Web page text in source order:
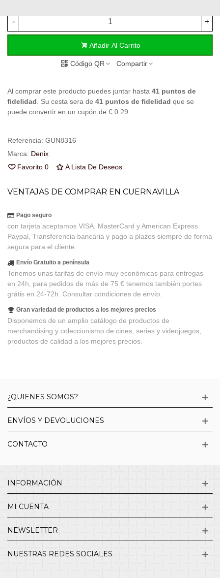
- +
Añadir Al Carrito
Código QR Compartir
Al comprar este producto puedes juntar hasta 41 puntos de
fidelidad . Su cesta sera de 41 puntos de fidelidad que se
puede convertir en un cupón de € 0.29
Referencia: GUN8316
Marca: Denix
Favorito 0 A Lista De Deseos
VENTAJAS DE COMPRAR EN CUERNAVILLA
Pago seguro
con tarjeta aceptamos VISA, MasterCard y American Express
Paypal, Transferencia bancaria y pago a plazos siempre de forma
segura para el cliente.
Envío Gratuito a península
Tenemos unas tarifas de envío muy económicas para entregas
en 24h, para pedidos de más de 75 € tenemos también portes
grátis en 24-72h. Consultar condiciones de envío.
Gran variedad de productos a los mejores precios
Disponemos de un amplio catálogo de productos de
merchandising y coleccionismo de cines, series y videojuegos,
productos de calidad a los mejores precios.
¿QUIENES SOMOS?
ENVÍOS Y DEVOLUCIONES
CONTACTO
INFORMACIÓN
MI CUENTA
NEWSLETTER
NUESTRAS REDES SOCIALES